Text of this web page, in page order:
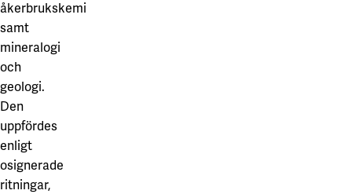
Karlstad
Karlstads universitet
Gävle
Högskolan i Gävle
Skövde
Högskolan i Skövde
Våra projekt
Innovation och forskningssamverkan
åkerbrukskemi
samt
mineralogi
och
geologi.
Den
uppfördes
enligt
osignerade
ritningar,